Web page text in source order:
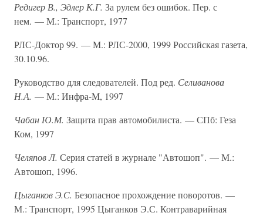
Редигер В., Эдлер К.Г. За рулем без ошибок. Пер. с
нем. — М.: Транспорт, 1977
РЛС-Доктор 99. — М.: РЛС-2000, 1999 Российская газета,
30.10.96.
Руководство для следователей. Под ред. Селиванова
Н.А. — М.: Инфра-М, 1997
Чабан Ю.М. Защита прав автомобилиста. — СПб: Геза
Ком, 1997
Челяпов Л. Серия статей в журнале "Автошоп". — М.:
Автошоп, 1996.
Цыганков Э.С. Безопасное прохождение поворотов. —
М.: Транспорт, 1995 Цыганков Э.С. Контраварийная